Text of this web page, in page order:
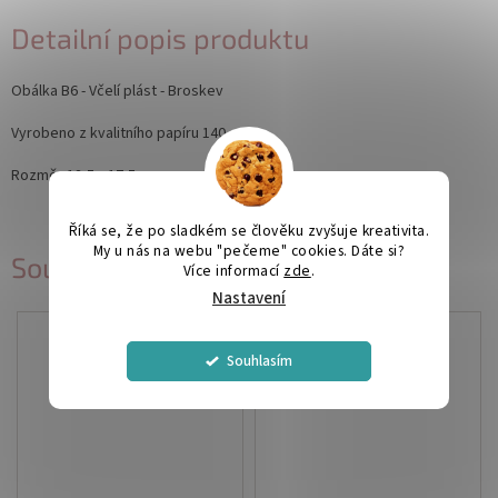
Říká se, že po sladkém se člověku zvyšuje kreativita.
My u nás na webu "pečeme" cookies. Dáte si?
Více informací zde.
Nastavení
Souhlasím
Související produkty
Detailní popis produktu
Obálka B6 - Včelí plást - Broskev
Vyrobeno z kvalitního papíru 140 g.
Rozměr:12,5 x 17,5 cm